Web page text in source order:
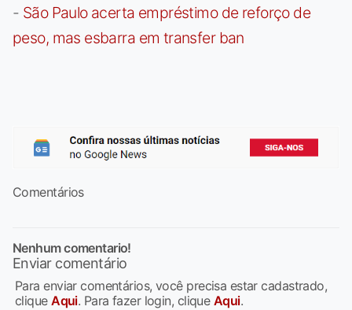
- São Paulo acerta empréstimo de reforço de
peso, mas esbarra em transfer ban
Comentários
Nenhum comentario!
Enviar comentário
Para enviar comentários, você precisa estar cadastrado,
cliqueAqui. Para fazer login, clique Aqui.